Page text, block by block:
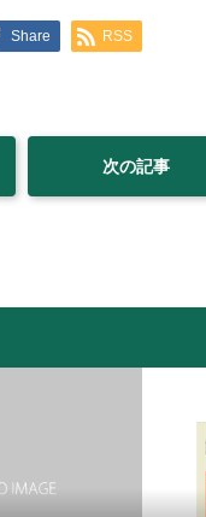
Share RSS
次の記事